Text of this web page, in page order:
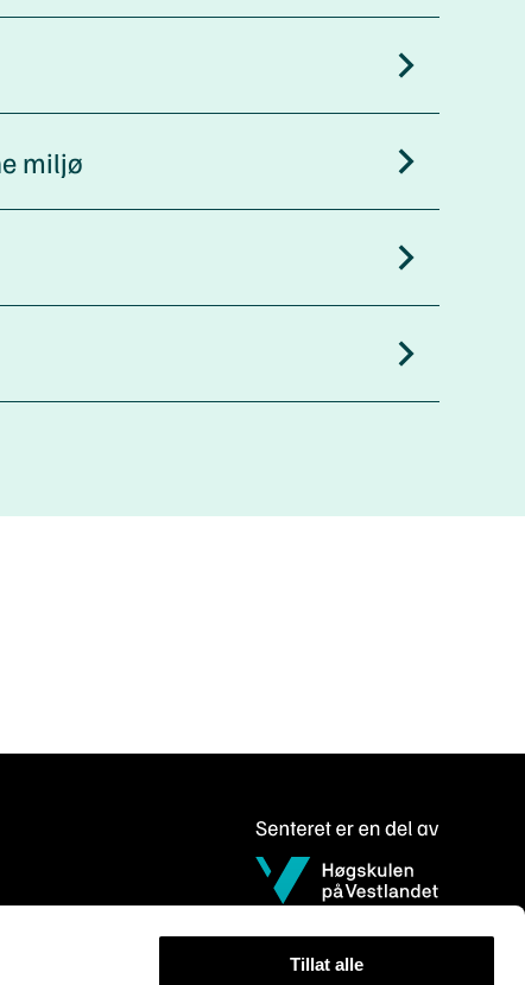
Tillat alle
miljø